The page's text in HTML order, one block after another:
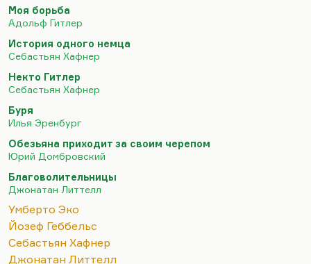
есть ещё 11 признаков, но три вот эти
системообразующие.
Что касается того, достаточно ли трех
антифашистских текстов, чтобы судить о
фашизме. Конечно, нет. Эти тексты достаточны
для того, чтобы поставить вопрос, и он там
поставлен впервые, об антропологической
природе фашизма. Более того, я бы сказал,…
Моя борьба
Адольф Гитлер
История одного немца
Себастьян Хафнер
Некто Гитлер
Себастьян Хафнер
Буря
Илья Эренбург
Обезьяна приходит за своим черепом
Юрий Домбровский
Благоволительницы
Джонатан Литтелл
Умберто Эко
Йозеф Геббельс
Себастьян Хафнер
Джонатан Литтелл